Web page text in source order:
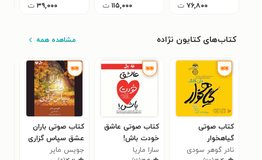
۷۶,۸۰۰ ت ۱۱۵,۰۰۰ ت ۳۹,۰۰۰ ت
کتاب‌های کتایون نژاده مشاهده همه
کتاب صوتی
گیاهخوار
نادر گوهر سودی
کتاب صوتی عاشق
خودت باش!
سارا ماریا
کتاب صوتی باران
عشق سپاس گزاری
جویس مایر